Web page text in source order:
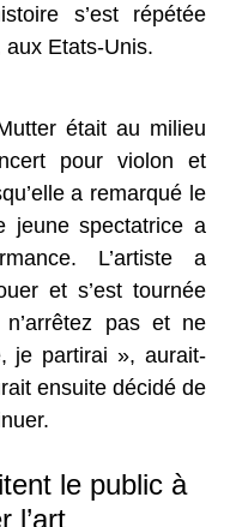
s’est répétée
Etats-Unis.
était au milieu
pour violon et
a remarqué le
jeune spectatrice a
L’artiste a
et s’est tournée
pas et ne
je partirai », aurait-
ensuite décidé de
le public à
l’art